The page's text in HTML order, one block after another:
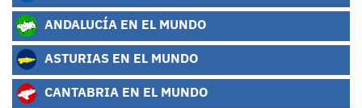
ANDALUCÍA EN EL MUNDO
ASTURIAS EN EL MUNDO
CANTABRIA EN EL MUNDO